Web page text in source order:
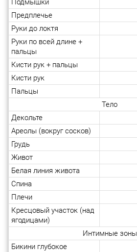
Подмышки
Предплечье
Руки до локтя
Руки по всей длине +
пальцы
Кисти рук + пальцы
Кисти рук
Пальцы
Тело
Декольте
Ареолы (вокруг сосков)
Грудь
Живот
Белая линия живота
Спина
Плечи
Кресцовый участок (над
ягодицами)
Интимные зоны
Бикини глубокое